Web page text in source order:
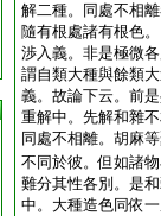
解二種。同處不相
隨有根處諸有根色
渉入義。非是極微
謂自類大種與餘類
義。故論下云。前
重解中。先解和雜
同處不相離。胡麻
不同於彼。但如諸
難分其性各別。是
中。大種造色同依